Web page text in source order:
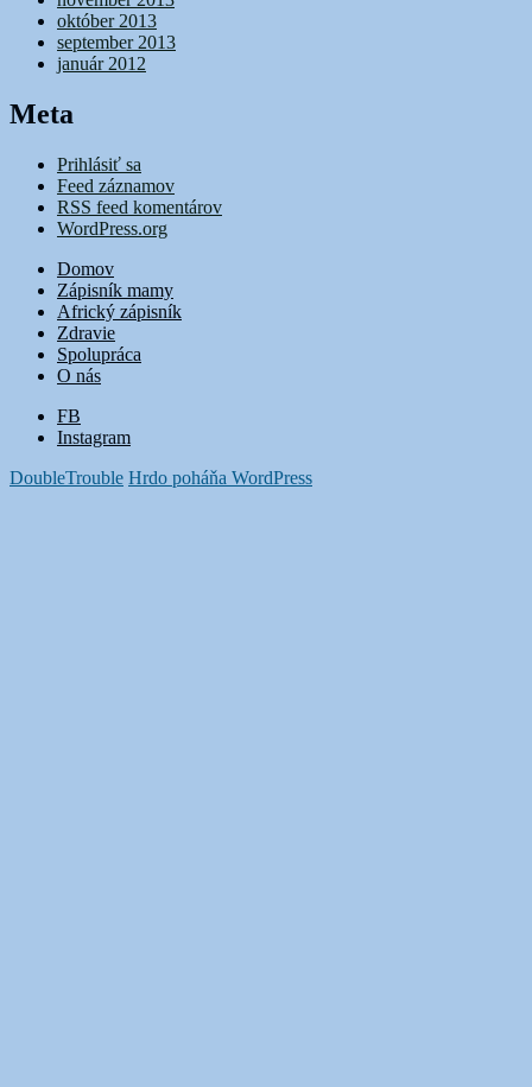
október 2013
september 2013
január 2012
Meta
Prihlásiť sa
Feed záznamov
RSS feed komentárov
WordPress.org
Domov
Zápisník mamy
Africký zápisník
Zdravie
Spolupráca
O nás
FB
Instagram
DoubleTrouble Hrdo poháňa WordPress